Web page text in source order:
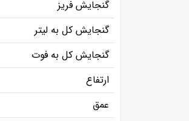
گنجایش فریز
گنجایش کل به لیتر
گنجایش کل به فوت
ارتفاع
عمق